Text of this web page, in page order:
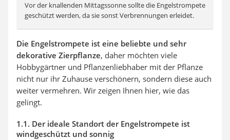
Vor der knallenden Mittagssonne sollte die Engelstrompete
geschützt werden, da sie sonst Verbrennungen erleidet.
Die Engelstrompete ist eine beliebte und sehr
dekorative Zierpflanze, daher möchten viele
Hobbygärtner und Pflanzenliebhaber mit der Pflanze
nicht nur ihr Zuhause verschönern, sondern diese auch
weiter vermehren. Wir zeigen Ihnen hier, wie das
gelingt.
1.1. Der ideale Standort der Engelstrompete ist
windgeschützt und sonnig